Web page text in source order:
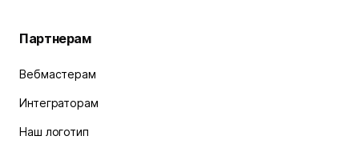
Партнерам
Вебмастерам
Интеграторам
Наш логотип